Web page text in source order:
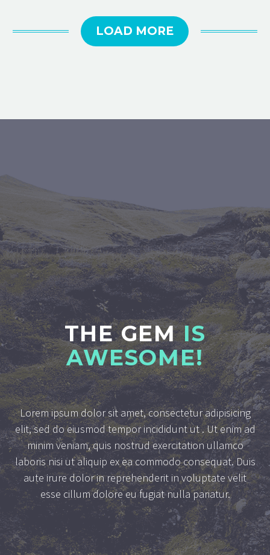
LOAD MORE
THE GEMIS
AWESOME!
Lorem ipsum dolor sit amet, consectetur adipisicing
elit, sed do eiusmod tempor incididunt ut . Ut enim ad
minim veniam, quis nostrud exercitation ullamco
laboris nisi ut aliquip ex ea commodo consequat. Duis
aute irure dolor in reprehenderit in voluptate velit
esse cillum dolore eu fugiat nulla pariatur.